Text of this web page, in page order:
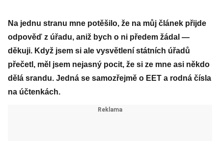
Na jednu stranu mne potěšilo, že na můj článek přijde
odpověď z úřadu, aniž bych o ni předem žádal —
děkuji. Když jsem si ale vysvětlení státních úřadů
přečetl, měl jsem nejasný pocit, že si ze mne asi někdo
dělá srandu. Jedná se samozřejmě o EET a rodná čísla
na účtenkách.